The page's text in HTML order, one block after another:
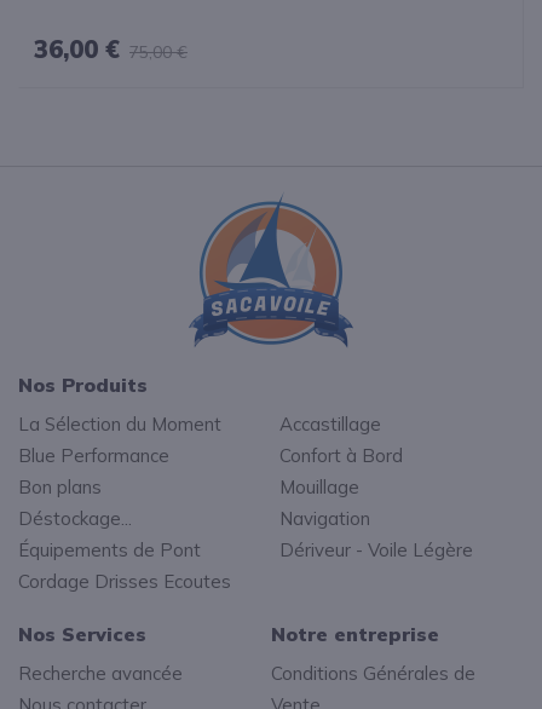
36,00 € 75,00 €
Nos Services
Recherche avancée
Notre entreprise
Conditions Générales de
Nos Produits
La Sélection du Moment
Blue Performance
Bon plans
Déstockage...
Équipements de Pont
Cordage Drisses Ecoutes
Accastillage
Confort à Bord
Mouillage
Navigation
Dériveur - Voile Légère